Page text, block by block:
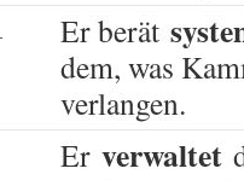
Er berät
dem, was
verlangen.
Er verwaltet